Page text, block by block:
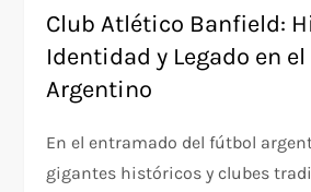
Club Atlético Banfield:
Identidad y Legado en
Argentino
En el entramado del fútbol
gigantes históricos y clubes